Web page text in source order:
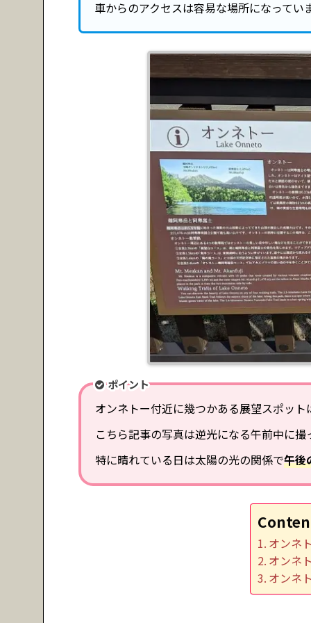
車からのアクセスは容易な場所になってい
ポイント
オンネトー付近に幾つかある展望スポッ
こちら記事の写真は逆光になる午前中に撮
特に晴れている日は太陽の光の関係で午後
オンネ
オンネ
オンネ